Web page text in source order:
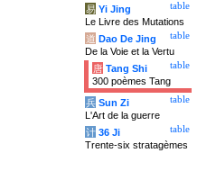
table
易 Yi Jing
Le Livre des Mutations
table
道 Dao De Jing
De la Voie et la Vertu
table
唐 Tang Shi
300 poèmes Tang
table
兵 Sun Zi
L'Art de la guerre
table
计 36 Ji
Trente-six stratagèmes